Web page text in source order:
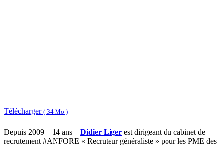
Télécharger ( 34 Mo )
Depuis 2009 – 14 ans – Didier Liger est dirigeant du cabinet de
recrutement #ANFORE « Recruteur généraliste » pour les PME des